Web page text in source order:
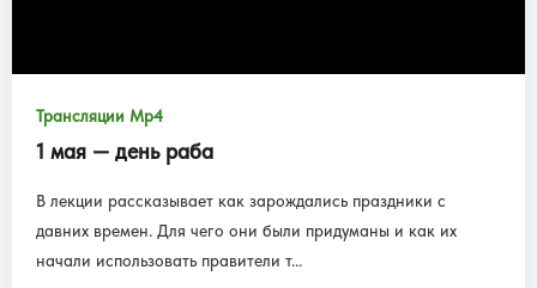
Трансляции Mp4
1 мая — день раба
В лекции рассказывает как зарождались праздники с
давних времен. Для чего они были придуманы и как их
начали использовать правители т...